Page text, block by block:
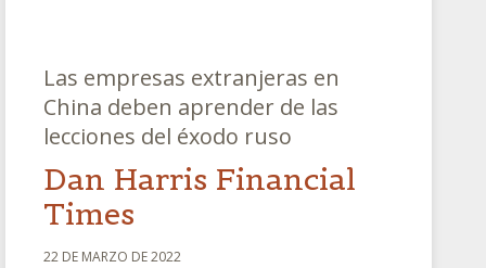
Las empresas extranjeras en
China deben aprender de las
lecciones del éxodo ruso
Dan Harris Financial
Times
22 DE MARZO DE 2022